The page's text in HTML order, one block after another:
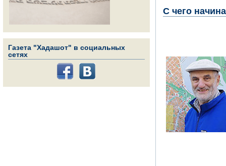
Газета "Хадашот" в социальных
сетях
С чего